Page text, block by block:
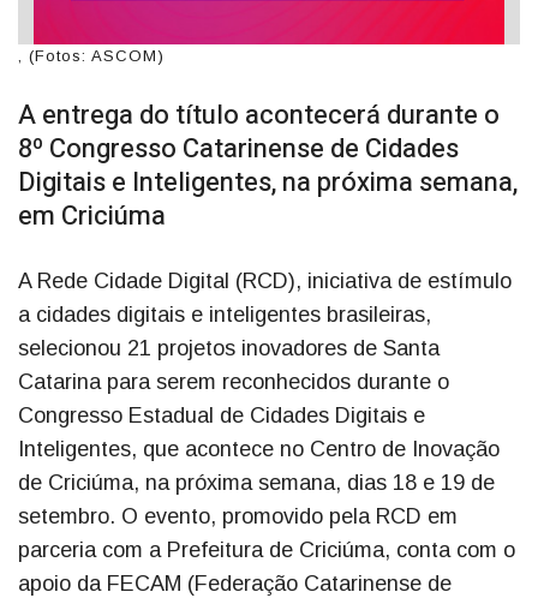
, (Fotos: ASCOM)
A entrega do título acontecerá durante o
8º Congresso Catarinense de Cidades
Digitais e Inteligentes, na próxima semana,
em Criciúma
A Rede Cidade Digital (RCD), iniciativa de estímulo
a cidades digitais e inteligentes brasileiras,
selecionou 21 projetos inovadores de Santa
Catarina para serem reconhecidos durante o
Congresso Estadual de Cidades Digitais e
Inteligentes, que acontece no Centro de Inovação
de Criciúma, na próxima semana, dias 18 e 19 de
setembro. O evento, promovido pela RCD em
parceria com a Prefeitura de Criciúma, conta com o
apoio da FECAM (Federação Catarinense de